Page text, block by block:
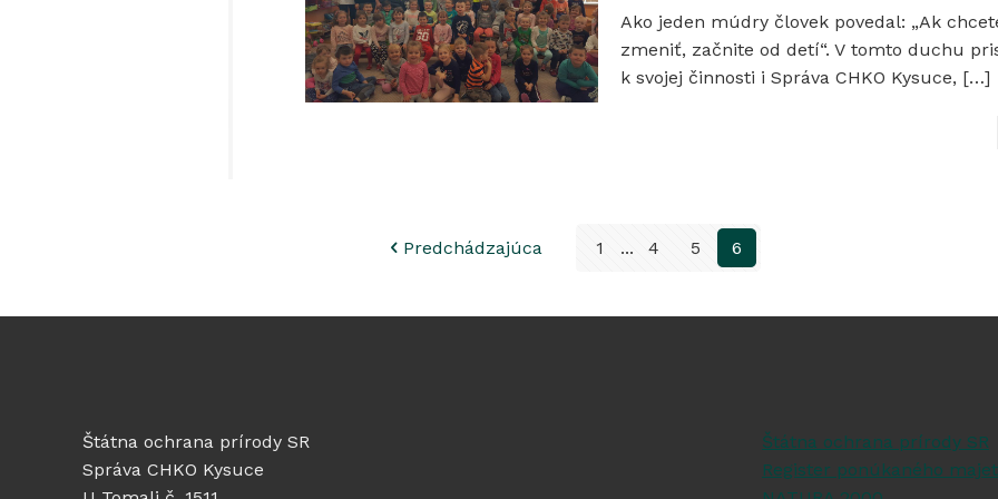
Ako jeden múdry človek povedal: „Ak
zmeniť, začnite od detí“. V tomto duchu
k svojej činnosti i Správa CHKO Kysuce, […]
Predchádzajúca 1 ... 4 5 6
Štátna ochrana prírody SR
Správa CHKO Kysuce
Štátna ochrana prírody SR
Register ponúkaného